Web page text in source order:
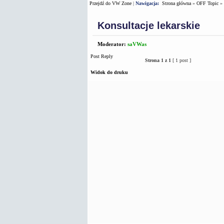
Przejdź do VW Zone| Nawigacja: Strona główna» OFF Topic»
Konsultacje lekarskie
Moderator: saVWas
Post Reply
Strona 1 z 1 [ 1 post ]
Widok do druku